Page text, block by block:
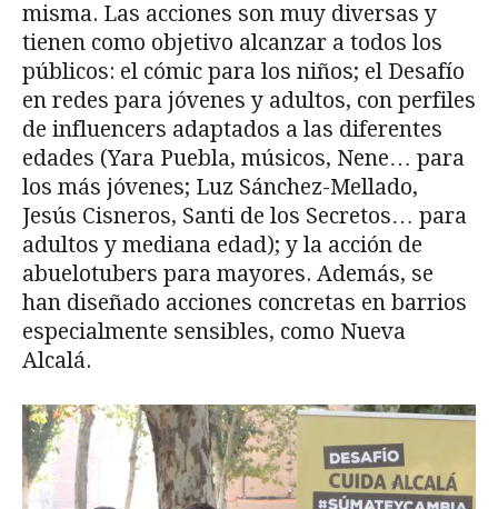
misma. Las acciones son muy diversas y
tienen como objetivo alcanzar a todos los
públicos: el cómic para los niños; el Desafío
en redes para jóvenes y adultos, con perfiles
de influencers adaptados a las diferentes
edades (Yara Puebla, músicos, Nene… para
los más jóvenes; Luz Sánchez-Mellado,
Jesús Cisneros, Santi de los Secretos… para
adultos y mediana edad); y la acción de
abuelotubers para mayores. Además, se
han diseñado acciones concretas en barrios
especialmente sensibles, como Nueva
Alcalá.